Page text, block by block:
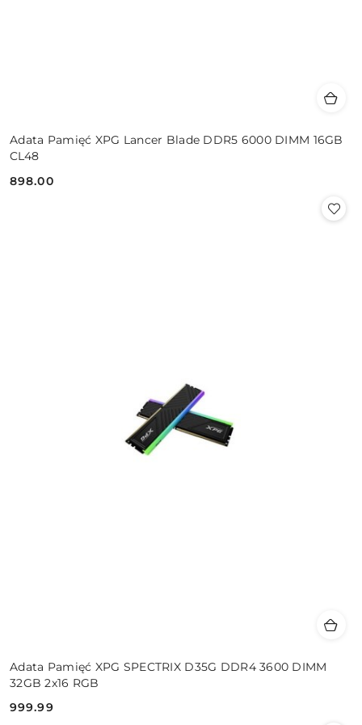
Adata Pamięć XPG Lancer Blade DDR5 6000 DIMM 16GB
CL48
Cena:
898.00
Adata Pamięć XPG SPECTRIX D35G DDR4 3600 DIMM
32GB 2x16 RGB
Cena:
999.99